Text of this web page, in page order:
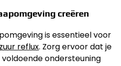
creëren
is essentieel voor
reflux. Zorg ervoor dat je
ondersteuning